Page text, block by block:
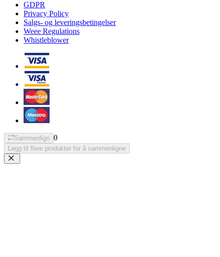
GDPR
Privacy Policy
Salgs- og leveringsbetingelser
Weee Regulations
Whistleblower
Sammenlign 0
Legg til flere produkter for å sammenligne